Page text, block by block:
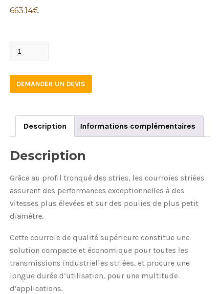
663.14€
PM2693/10
DEMANDER UN DEVIS
Description Informations complémentaires
Description
Grâce au profil tronqué des stries, les courroies striées
assurent des performances exceptionnelles à des
vitesses plus élevées et sur des poulies de plus petit
diamètre.
Cette courroie de qualité supérieure constitue une
solution compacte et économique pour toutes les
transmissions industrielles striées, et procure une
longue durée d’utilisation, pour une multitude
d’applications.